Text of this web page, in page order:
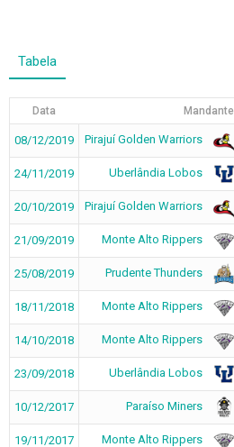
Tabela
Data Mandante
08/12/2019 Pirajuí Golden Warriors
24/11/2019 Uberlândia Lobos
20/10/2019 Pirajuí Golden Warriors
21/09/2019 Monte Alto Rippers
25/08/2019 Prudente Thunders
18/11/2018 Monte Alto Rippers
14/10/2018 Monte Alto Rippers
23/09/2018 Uberlândia Lobos
10/12/2017 Paraíso Miners
19/11/2017 Monte Alto Rippers